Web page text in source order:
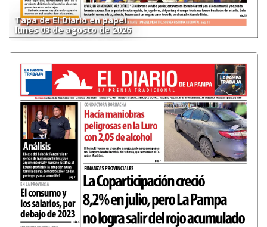
Tapa de El Diario en papel
lunes 03 de agosto de 2026